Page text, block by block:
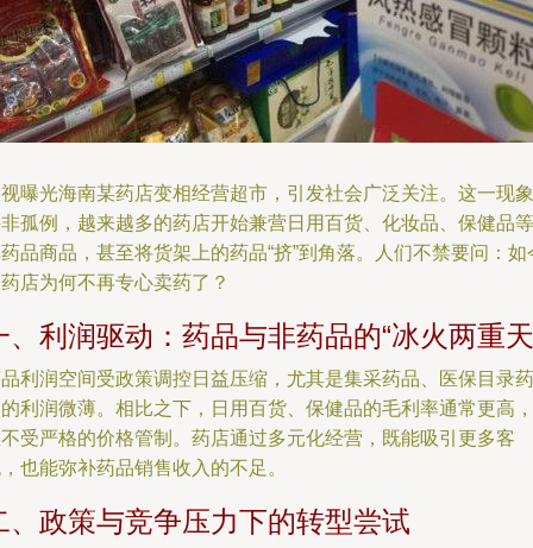
曝光海南某药店变相经营超市，引发社会广泛关注。这一现象
孤例，越来越多的药店开始兼营日用百货、化妆品、保健品等
品商品，甚至将货架上的药品“挤”到角落。人们不禁要问：如
店为何不再专心卖药了？
、利润驱动：药品与非药品的“冰火两重
利润空间受政策调控日益压缩，尤其是集采药品、医保目录药
利润微薄。相比之下，日用百货、保健品的毛利率通常更高，
受严格的价格管制。药店通过多元化经营，既能吸引更多客
也能弥补药品销售收入的不足。
、政策与竞争压力下的转型尝试